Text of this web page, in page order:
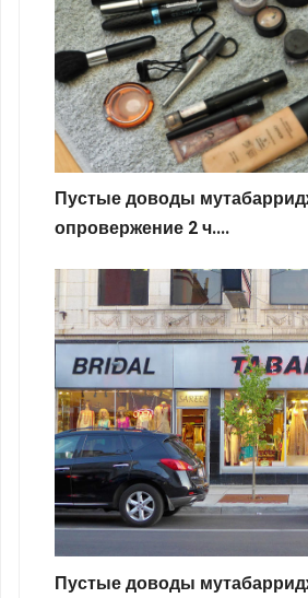
Пустые доводы
опровержение 2 ч....
Пустые доводы